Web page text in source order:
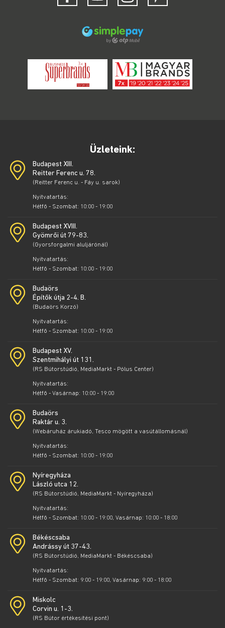
Üzleteink:
Budapest XIII.
Reitter Ferenc u. 78.
(Reitter Ferenc u. - Fáy u. sarok)
Nyitvatartás:
Hétfő - Szombat: 10:00 - 19:00
Budapest XVIII.
Gyömrői út 79-83.
(Gyorsforgalmi aluljárónál)
Nyitvatartás:
Hétfő - Szombat: 10:00 - 19:00
Budaörs
Építők útja 2-4. B.
(Budaörs Korzó)
Nyitvatartás:
Hétfő - Szombat: 10:00 - 19:00
Budapest XV.
Szentmihályi út 131.
(RS Bútorstúdió, MediaMarkt - Pólus Center)
Nyitvatartás:
Hétfő - Vasárnap: 10:00 - 19:00
Budaörs
Raktár u. 3.
(Webáruház árukiadó, Tesco mögött a vasútállomásnál)
Nyitvatartás:
Hétfő - Szombat: 10:00 - 19:00
Nyíregyháza
László utca 12.
(RS Bútorstúdió, MediaMarkt - Nyíregyháza)
Nyitvatartás:
Hétfő - Szombat: 10:00 - 19:00, Vasárnap: 10:00 - 18:00
Békéscsaba
Andrássy út 37-43.
(RS Bútorstúdió, MediaMarkt - Békéscsaba)
Nyitvatartás:
Hétfő - Szombat: 9:00 - 19:00, Vasárnap: 9:00 - 18:00
Miskolc
Corvin u. 1-3.
(RS Bútor értékesítési pont)